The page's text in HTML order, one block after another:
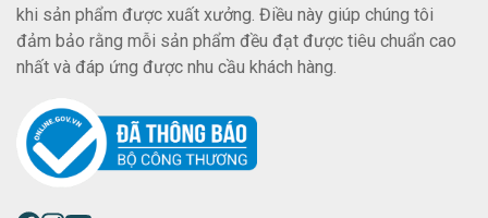
khi sản phẩm được xuất xưởng. Điều này giúp chúng tôi
đảm bảo rằng mỗi sản phẩm đều đạt được tiêu chuẩn cao
nhất và đáp ứng được nhu cầu khách hàng.